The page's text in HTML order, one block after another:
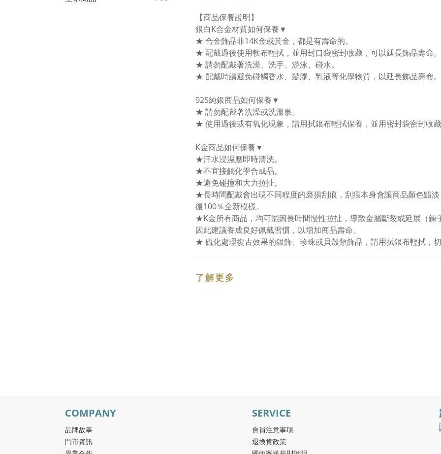
【商品保養說明】
銀白K合金材質如何保養▼
★ 合金飾品非14K金或黃金，都是有壽命的。
★ 配戴過後使用軟布輕拭，並用封口袋密封收藏，可以延長飾品壽命
★ 請勿配戴著洗澡、洗手、游泳、碰水。
★ 配戴時請避免碰觸香水、髮膠、乳液等化學物質，以延長飾品壽命。
925純銀商品如何保養▼
★ 請勿配戴著洗澡或洗溫泉。
★ 使用過後或有氧化現象，請用拭銀布輕拭保養，並用密封袋密封收藏
K金商品如何保養▼
★汗水浸濕應即時清洗。
★不宜接觸化學合成品。
★避免碰撞和大力拉扯。
★長時間配戴會出現不同程度的磨損刮痕，刮痕本身會讓商品顏色黯
復100％全新模樣。
★K金所有商品，均可能因長時間慢性拉扯，導致金屬斷裂或延展（鍊
因此建議養成良好佩戴習慣，以增加商品壽命。
★ 硫化處理復古效果的銀飾、珍珠或貝殼類飾品，請用拭銀布輕拭，切
了解更多
COMPANY
品牌故事
門市資訊
SERVICE
會員注意事項
退換貨政策